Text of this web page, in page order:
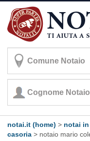
notai.it (home) > notai
casoria > notaio mario